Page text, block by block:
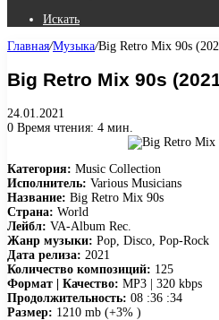
Искать
Главная/Музыка/Big Retro Mix 90s
Big Retro Mix 90s
24.01.2021
0 Время чтения: 4 мин.
Категория: Music Collection
Исполнитель: Various Musicians
Название: Big Retro Mix 90s
Страна: World
Лейбл: VA-Album Rec.
Жанр музыки: Pop, Disco, Pop-Rock
Дата релиза: 2021
Количество композиций: 125
Формат | Качество: MP3 | 320 kbps
Продолжительность: 08 :36 :34
Размер: 1210 mb (+3% )